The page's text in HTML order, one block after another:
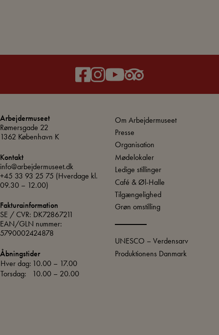
Arbejdermuseet
Rømersgade 22
1362 København K
Kontakt
info@arbejdermuseet.dk
+45 33 93 25 75 (Hverdage kl.
09.30 – 12.00)
Fakturainformation
SE / CVR: DK72867211
EAN/GLN nummer:
5790002424878
Åbningstider
Hver dag: 10.00 – 17.00
Torsdag:
10.00 – 20.00
Om Arbejdermuseet
Presse
Organisation
Mødelokaler
Ledige stillinger
Café & Øl-Halle
Tilgængelighed
Grøn omstilling
UNESCO – Verdensarv
Produktionens Danmark